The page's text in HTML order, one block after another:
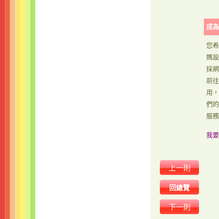
成
您
媽
採
前
用
們
服
我
上一則
回總覽
下一則